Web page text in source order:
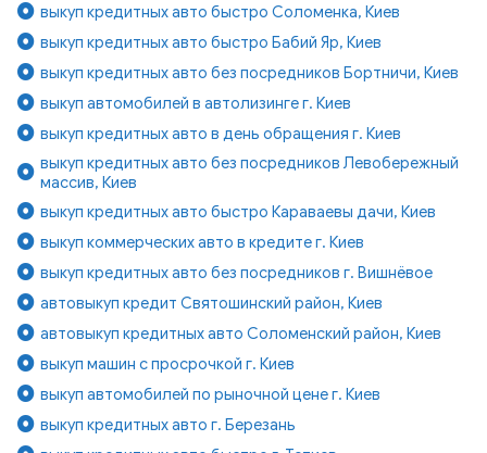
выкуп кредитных авто быстро Соломенка, Киев
выкуп кредитных авто быстро Бабий Яр, Киев
выкуп кредитных авто без посредников Бортничи, Киев
выкуп автомобилей в автолизинге г. Киев
выкуп кредитных авто в день обращения г. Киев
выкуп кредитных авто без посредников Левобережный
массив, Киев
выкуп кредитных авто быстро Караваевы дачи, Киев
выкуп коммерческих авто в кредите г. Киев
выкуп кредитных авто без посредников г. Вишнёвое
автовыкуп кредит Святошинский район, Киев
автовыкуп кредитных авто Соломенский район, Киев
выкуп машин с просрочкой г. Киев
выкуп автомобилей по рыночной цене г. Киев
выкуп кредитных авто г. Березань